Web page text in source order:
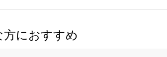
方におすすめ